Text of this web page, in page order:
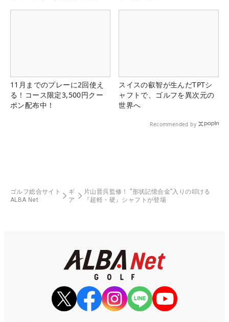
11月までのプレーに2回使え
る！コース限定3,500円クー
ポン配布中！
スイスの叡智が生んだTPTシ
ャフトで、ゴルフを異次元の
世界へ
Recommended by
ゴルフ総合サイト
ALBA Net
ギ
ア
片山晋呉監修！ ”形状記憶合金”入りの叩ける
『超軽・硬』シャフトが登場